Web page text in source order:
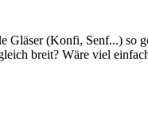
Gläser (Konfi, Senf...) so
breit? Wäre viel